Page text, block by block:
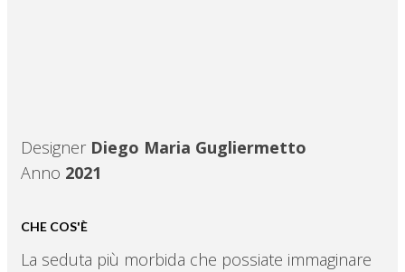
Designer Diego Maria Gugliermetto
Anno 2021
CHE COS'È
La seduta più morbida che possiate immaginare